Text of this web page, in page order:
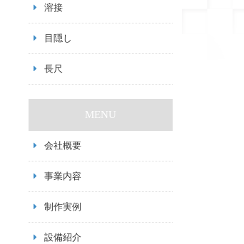
溶接
目隠し
長尺
MENU
会社概要
事業内容
制作実例
設備紹介